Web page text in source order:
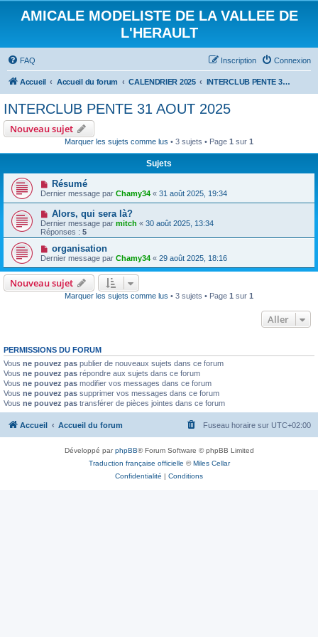
AMICALE MODELISTE DE LA VALLEE DE
L'HERAULT
FAQ Connexion
Inscription
Accueil Accueil du forum CALENDRIER 2025 INTERCLUB PENTE 31 AOUT 2025
INTERCLUB PENTE 31 AOUT 2025
Nouveau sujet
Marquer les sujets comme lus • 3 sujets • Page 1 sur 1
Sujets
Résumé
Dernier message par Chamy34 « 31 août 2025, 19:34
Alors, qui sera là?
Dernier message par mitch « 30 août 2025, 13:34
Réponses : 5
organisation
Dernier message par Chamy34 « 29 août 2025, 18:16
Nouveau sujet
Marquer les sujets comme lus • 3 sujets • Page 1 sur 1
Aller
PERMISSIONS DU FORUM
Vous ne pouvez pas publier de nouveaux sujets dans ce forum
Vous ne pouvez pas répondre aux sujets dans ce forum
Vous ne pouvez pas modifier vos messages dans ce forum
Vous ne pouvez pas supprimer vos messages dans ce forum
Vous ne pouvez pas transférer de pièces jointes dans ce forum
Accueil Accueil du forum Fuseau horaire sur UTC+02:00
Développé parphpBB® Forum Software © phpBB Limited
Traduction française officielle ©Miles Cellar
Confidentialité | Conditions